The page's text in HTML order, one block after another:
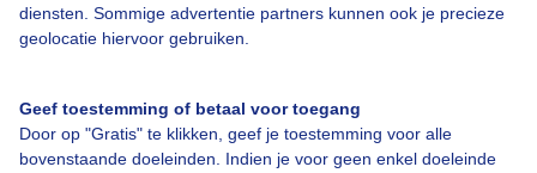
diensten. Sommige advertentie partners kunnen ook je precieze
geolocatie hiervoor gebruiken.
Geef toestemming of betaal voor toegang
Door op "Gratis" te klikken, geef je toestemming voor alle
bovenstaande doeleinden. Indien je voor geen enkel doeleinde
Bedrijfsgegevens
Contact
Toegankelijkheid